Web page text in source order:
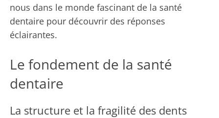
nous dans le monde fascinant de la santé
dentaire pour découvrir des réponses
éclairantes.
Le fondement de la santé
dentaire
La structure et la fragilité des dents